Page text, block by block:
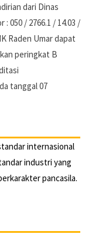
dari Dinas
050 / 2766.1 / 14.03 /
Raden Umar dapat
peringkat B
tanggal 07
internasional
industri yang
pancasila.